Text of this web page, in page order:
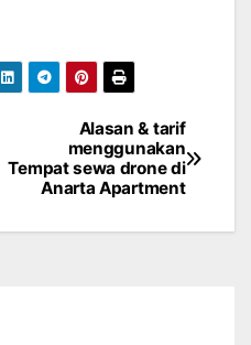
Alasan & tarif
menggunakan
Tempat sewa drone di
Anarta Apartment